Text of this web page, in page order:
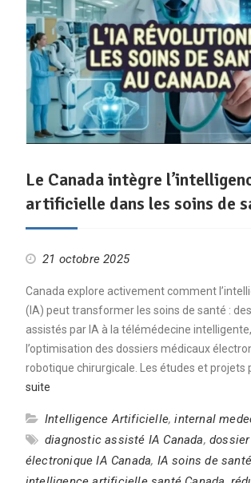
Le Canada intègre
artificielle dans les soins de
21 octobre 2025
Canada explore activement comment
(IA) peut transformer les soins de santé :
assistés par IA à la télémédecine
l’optimisation des dossiers médicaux
robotique chirurgicale. Les études et projets
suite
Intelligence Artificielle,internal
diagnostic assisté IA Canada,
électronique IA Canada, IA soins de